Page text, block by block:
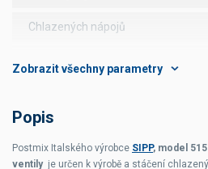
Chlazených nápojů
Rozměry s ventily čelně
Rozměry s ventily ze strany
Popis
Postmix Italského výrobce SIPP, model 515
ventilyje určen k výrobě a stáčení